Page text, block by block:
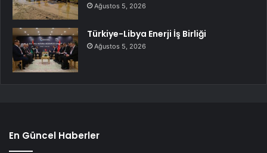
Ağustos 5, 2026
Türkiye-Libya Enerji İş Birliği
Ağustos 5, 2026
En Güncel Haberler